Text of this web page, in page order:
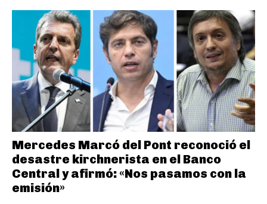
Mercedes Marcó del Pont reconoció el
desastre kirchnerista en el Banco
Central y afirmó: «Nos pasamos con la
emisión»